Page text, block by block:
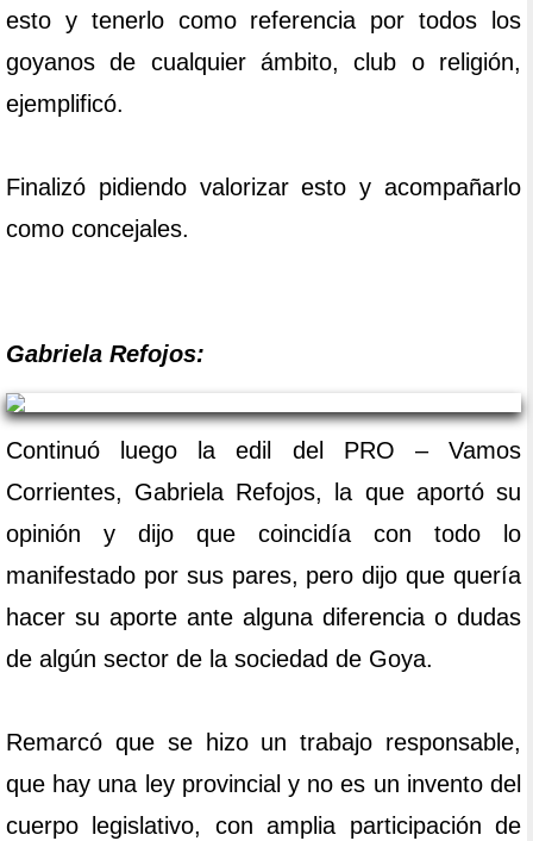
esto y tenerlo como referencia por todos los
goyanos de cualquier ámbito, club o religión,
ejemplificó.
Finalizó pidiendo valorizar esto y acompañarlo
como concejales.
Gabriela Refojos:
Continuó luego la edil del PRO – Vamos
Corrientes, Gabriela Refojos, la que aportó su
opinión y dijo que coincidía con todo lo
manifestado por sus pares, pero dijo que quería
hacer su aporte ante alguna diferencia o dudas
de algún sector de la sociedad de Goya.
Remarcó que se hizo un trabajo responsable,
que hay una ley provincial y no es un invento del
cuerpo legislativo, con amplia participación de